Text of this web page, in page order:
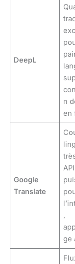
DeepL
n
en
Google
Translate
API
,
ge